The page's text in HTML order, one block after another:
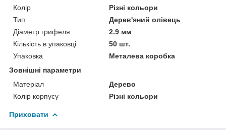
Колір
Різні кольори
Тип
Дерев'яний олівець
Діаметр грифеля
2.9 мм
Кількість в упаковці
50 шт.
Упаковка
Металева коробка
Зовнішні параметри
Матеріал
Дерево
Колір корпусу
Різні кольори
Приховати